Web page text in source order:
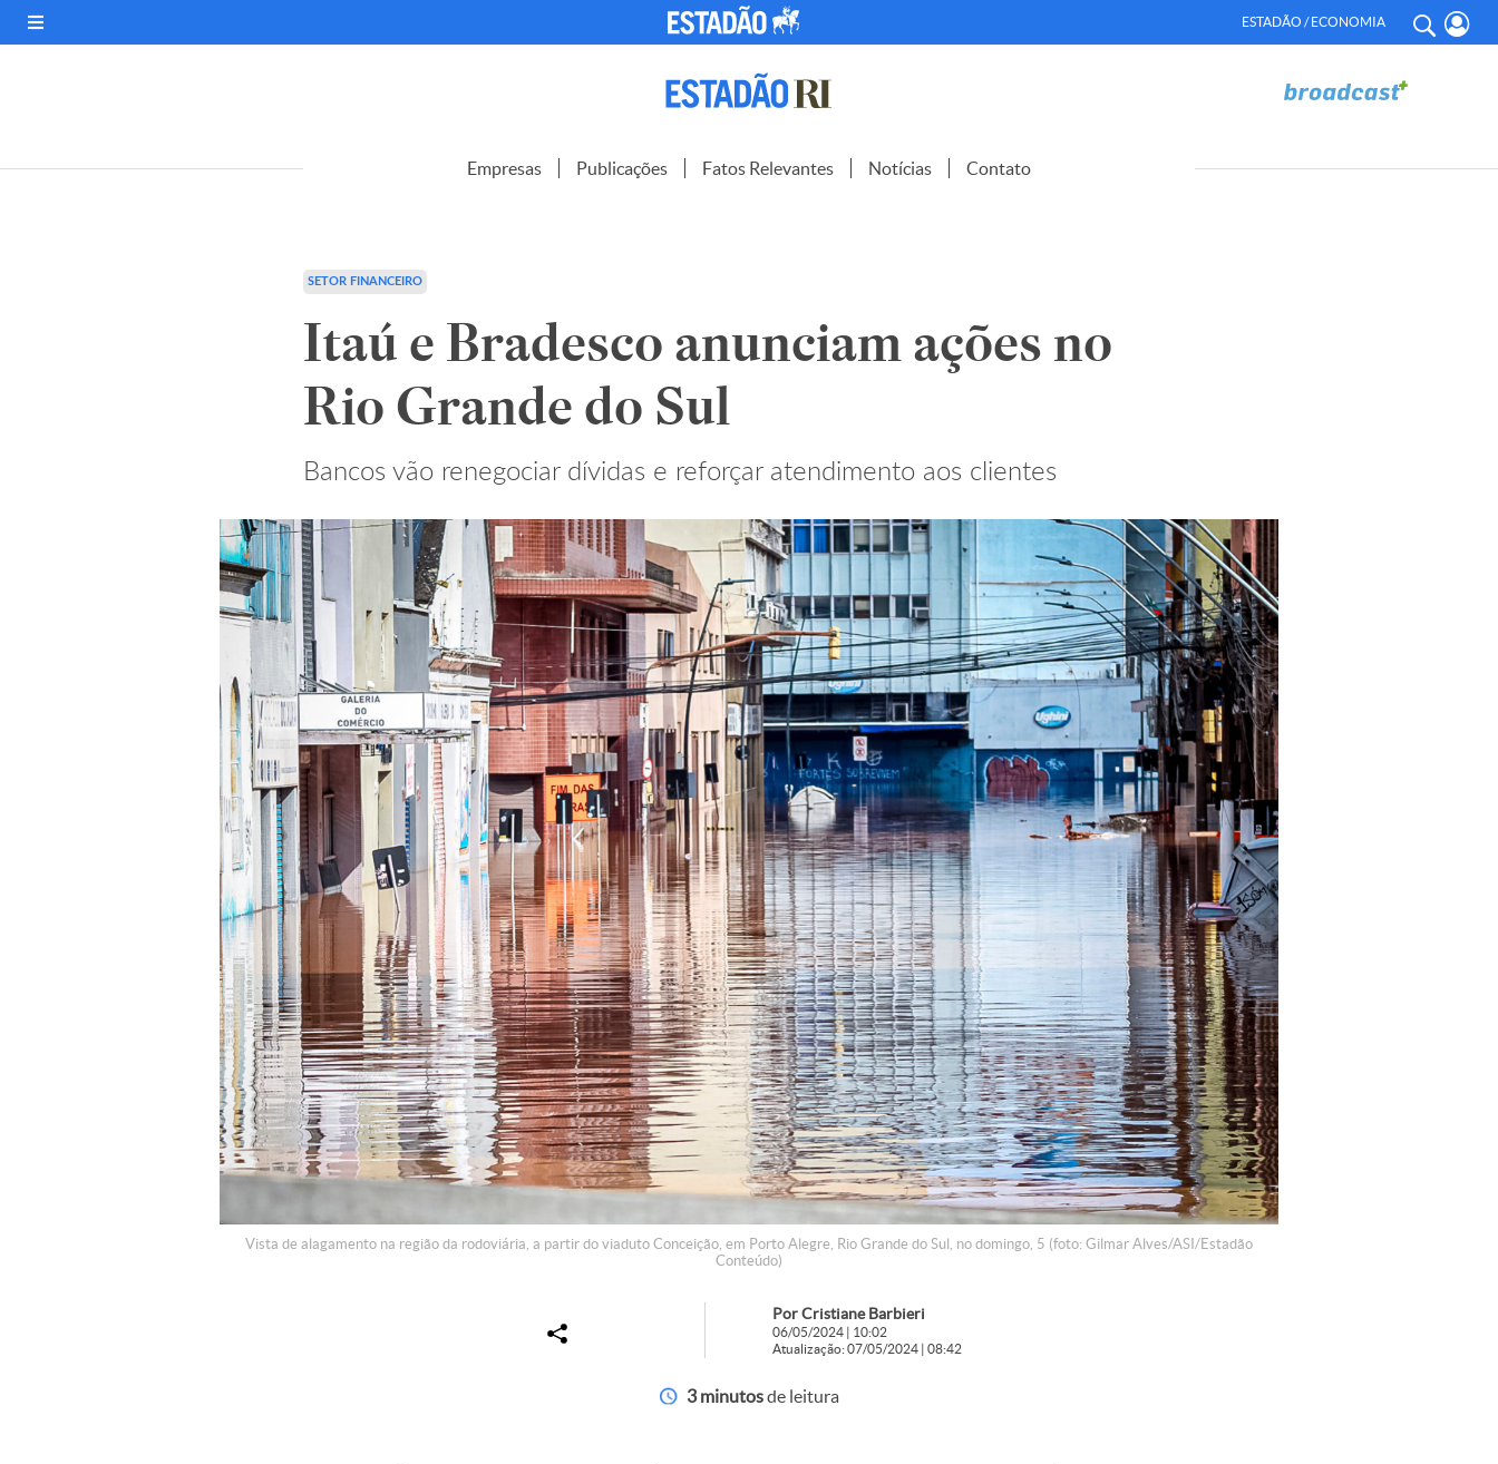
ESTADÃO / ECONOMIA
Empresas Publicações Fatos Relevantes Notícias Contato
SETOR FINANCEIRO
Itaú e Bradesco anunciam ações no
Rio Grande do Sul
Bancos vão renegociar dívidas e reforçar atendimento aos clientes
Vista de alagamento na região da rodoviária, a partir do viaduto Conceição, em Porto Alegre, Rio Grande do Sul, no domingo, 5 (foto: Gilmar Alves/ASI/Estadão
Conteúdo)
Por Cristiane Barbieri
06/05/2024 | 10:02
Atualização: 07/05/2024 | 08:42
3 minutosde leitura